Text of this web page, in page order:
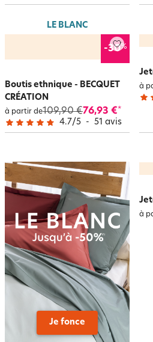
LE BLANC
-30%
Boutis ethnique - BECQUET
CRÉATION
à partir de109,90 €76,93 €*
4.7/5 - 51 avis
à
à
Je fonce